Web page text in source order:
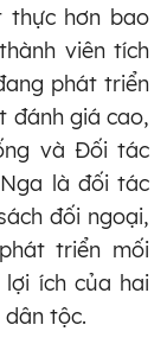
thực hơn bao
viên tích
phát triển
đánh giá cao,
và Đối tác
là đối tác
đối ngoại,
triển mối
ích của hai
tộc.